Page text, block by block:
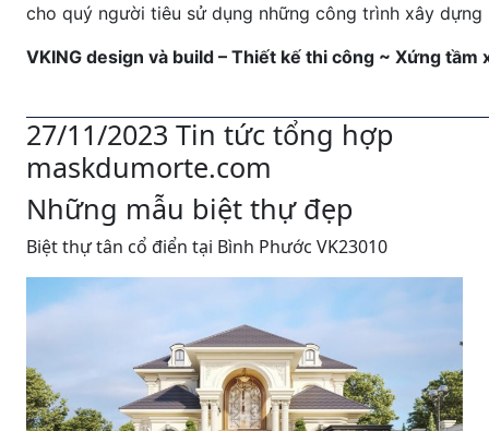
cho quý người tiêu sử dụng những công trình xây
VKING design và build – Thiết kế thi công ~ Xứng tầm
27/11/2023 Tin tức tổng hợp
maskdumorte.com
Những mẫu biệt thự đẹp
Biệt thự tân cổ điển tại Bình Phước VK23010